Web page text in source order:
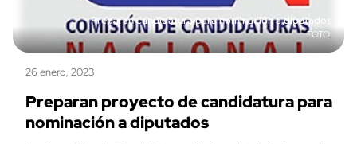
Preparan candidatura para nominación a diputados
26 enero, 2023
Preparan proyecto de candidatura para
nominación a diputados